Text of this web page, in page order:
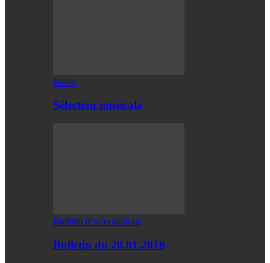
Radio
Sélection musicale
Bulletin d’informations
Bulletin du 20.01.2018